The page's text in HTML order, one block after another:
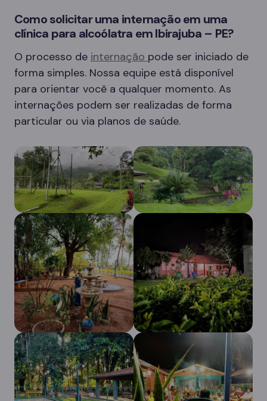
Como solicitar uma internação em uma
clínica para alcoólatra em Ibirajuba – PE?
O processo de internação pode ser iniciado de
forma simples. Nossa equipe está disponível
para orientar você a qualquer momento. As
internações podem ser realizadas de forma
particular ou via planos de saúde.